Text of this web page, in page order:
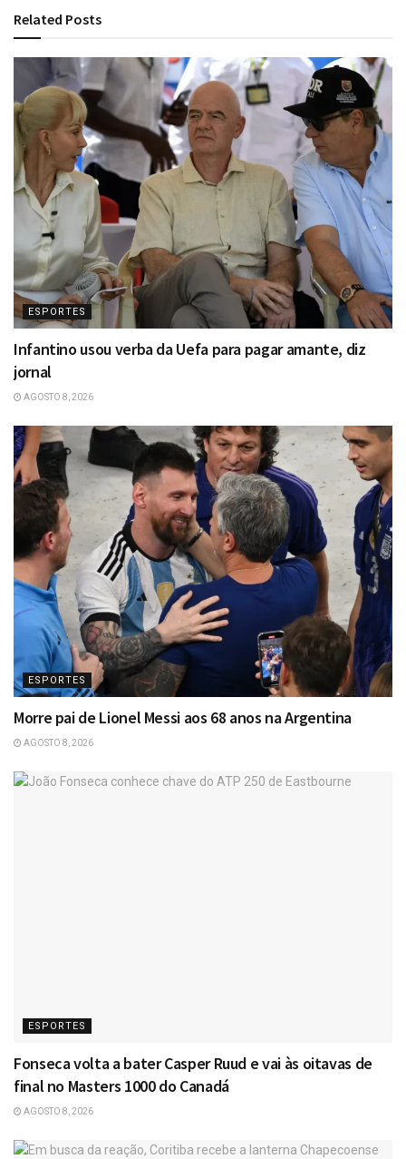
Related Posts
ESPORTES
Infantino usou verba da Uefa para pagar amante, diz
jornal
AGOSTO 8, 2026
ESPORTES
Morre pai de Lionel Messi aos 68 anos na Argentina
AGOSTO 8, 2026
ESPORTES
Fonseca volta a bater Casper Ruud e vai às oitavas de
final no Masters 1000 do Canadá
AGOSTO 8, 2026